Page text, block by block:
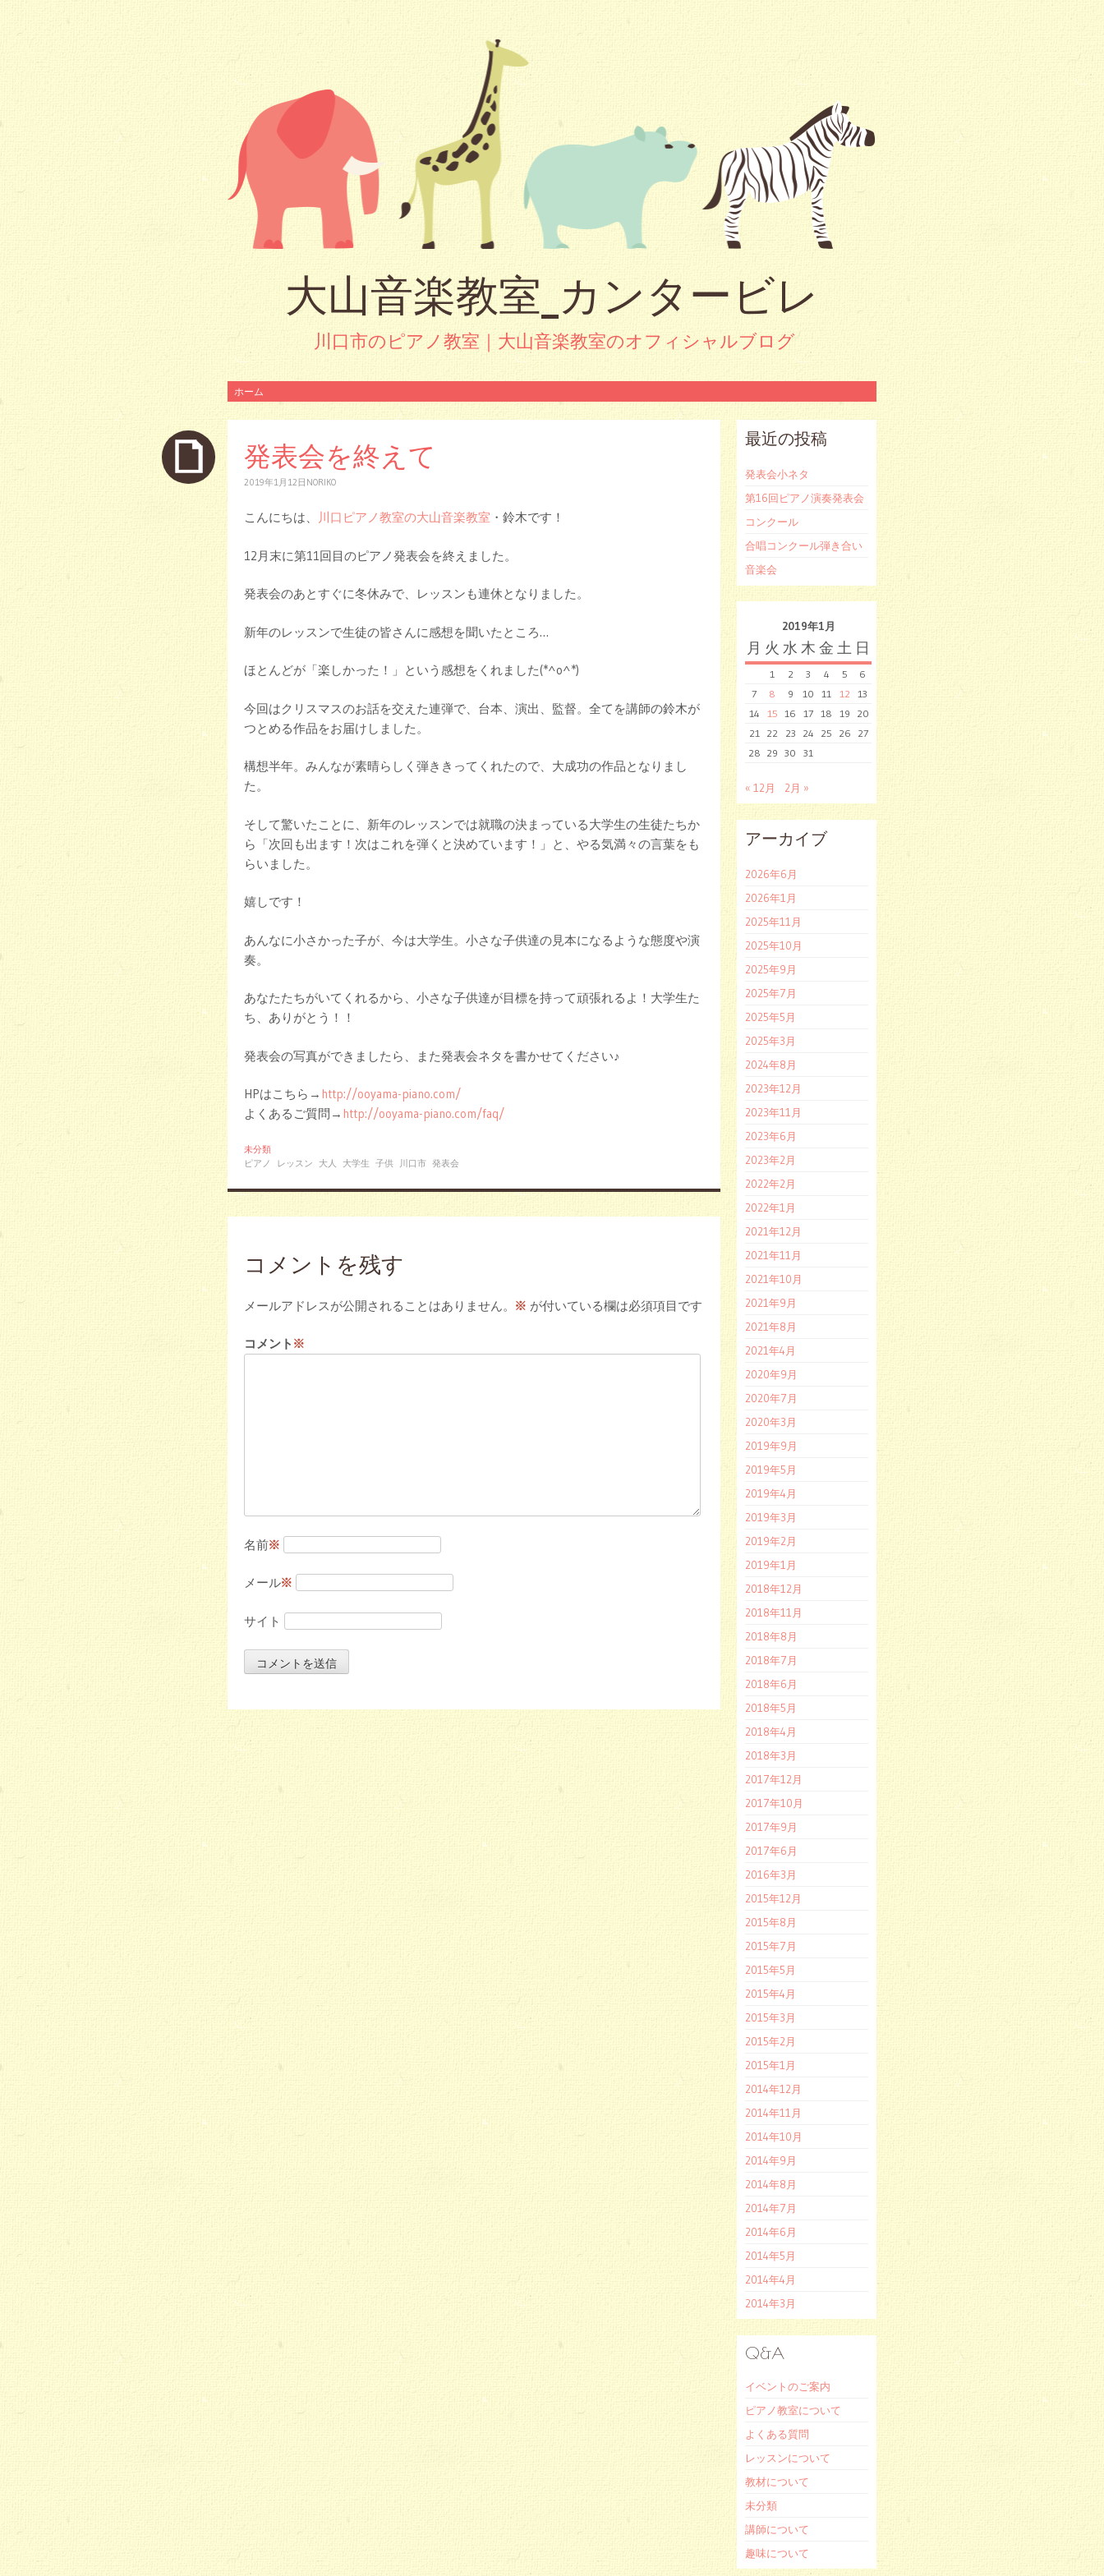
大山音楽教室_カンタービレ
川口市のピアノ教室｜大山音楽教室のオフィシャルブログ
コ
テ
ホーム
発表会を終えて
2019年1月12日 NORIKO
こんにちは、 川口ピアノ教室の大山音楽教室 ・鈴木です！
12月末に第11回目のピアノ発表会を終えました。
発表会のあとすぐに冬休みで、レッスンも連休となりました。
新年のレッスンで生徒の皆さんに感想を聞いたところ…
ほとんどが「楽しかった！」という感想をくれました(*^o^*)
今回はクリスマスのお話を交えた連弾で、台本、演出、監督。全てを講師の鈴木が
つとめる作品をお届けしました。
構想半年。みんなが素晴らしく弾ききってくれたので、大成功の作品となりまし
た。
そして驚いたことに、新年のレッスンでは就職の決まっている大学生の生徒たちか
ら「次回も出ます！次はこれを弾くと決めています！」と、やる気満々の言葉をも
らいました。
嬉しです！
あんなに小さかった子が、今は大学生。小さな子供達の見本になるような態度や演
奏。
あなたたちがいてくれるから、小さな子供達が目標を持って頑張れるよ！大学生た
ち、ありがとう！！
発表会の写真ができましたら、また発表会ネタを書かせてください♪
HPはこちら→ http://ooyama-piano.com/
よくあるご質問→ http://ooyama-piano.com/faq/
未分類
ピアノ
レッスン 大人 大学生 子供 川口市 発表会
コメントを残す
メールアドレスが公開されることはありません。 ※ が付いている欄は必須項目です
コメント※
名前※
メール※
サイト
最近の投稿
発表会小ネタ
第16回ピアノ演奏発表会
コンクール
合唱コンクール弾き合い
音楽会
2019年1月
月 火 水 木 金 土 日
1 2 3 4 5
6
7
8 9 10 11 12
13
14
15 16 17 18 19
20
21
22 23 24 25 26
27
28 29 30 31
« 12月 2月 »
アーカイブ
2026年6月
2026年1月
2025年11月
2025年10月
2025年9月
2025年7月
2025年5月
2025年3月
2024年8月
2023年12月
2023年11月
2023年6月
2023年2月
2022年2月
2022年1月
2021年12月
2021年11月
2021年10月
2021年9月
2021年8月
2021年4月
2020年9月
2020年7月
2020年3月
2019年9月
2019年5月
2019年4月
2019年3月
2019年2月
2019年1月
2018年12月
2018年11月
2018年8月
2018年7月
2018年6月
2018年5月
2018年4月
2018年3月
2017年12月
2017年10月
2017年9月
2017年6月
2016年3月
2015年12月
2015年8月
2015年7月
2015年5月
2015年4月
2015年3月
2015年2月
2015年1月
2014年12月
2014年11月
2014年10月
2014年9月
2014年8月
2014年7月
2014年6月
2014年5月
2014年4月
2014年3月
Q&A
イベントのご案内
ピアノ教室について
よくある質問
レッスンについて
教材について
未分類
講師について
趣味について